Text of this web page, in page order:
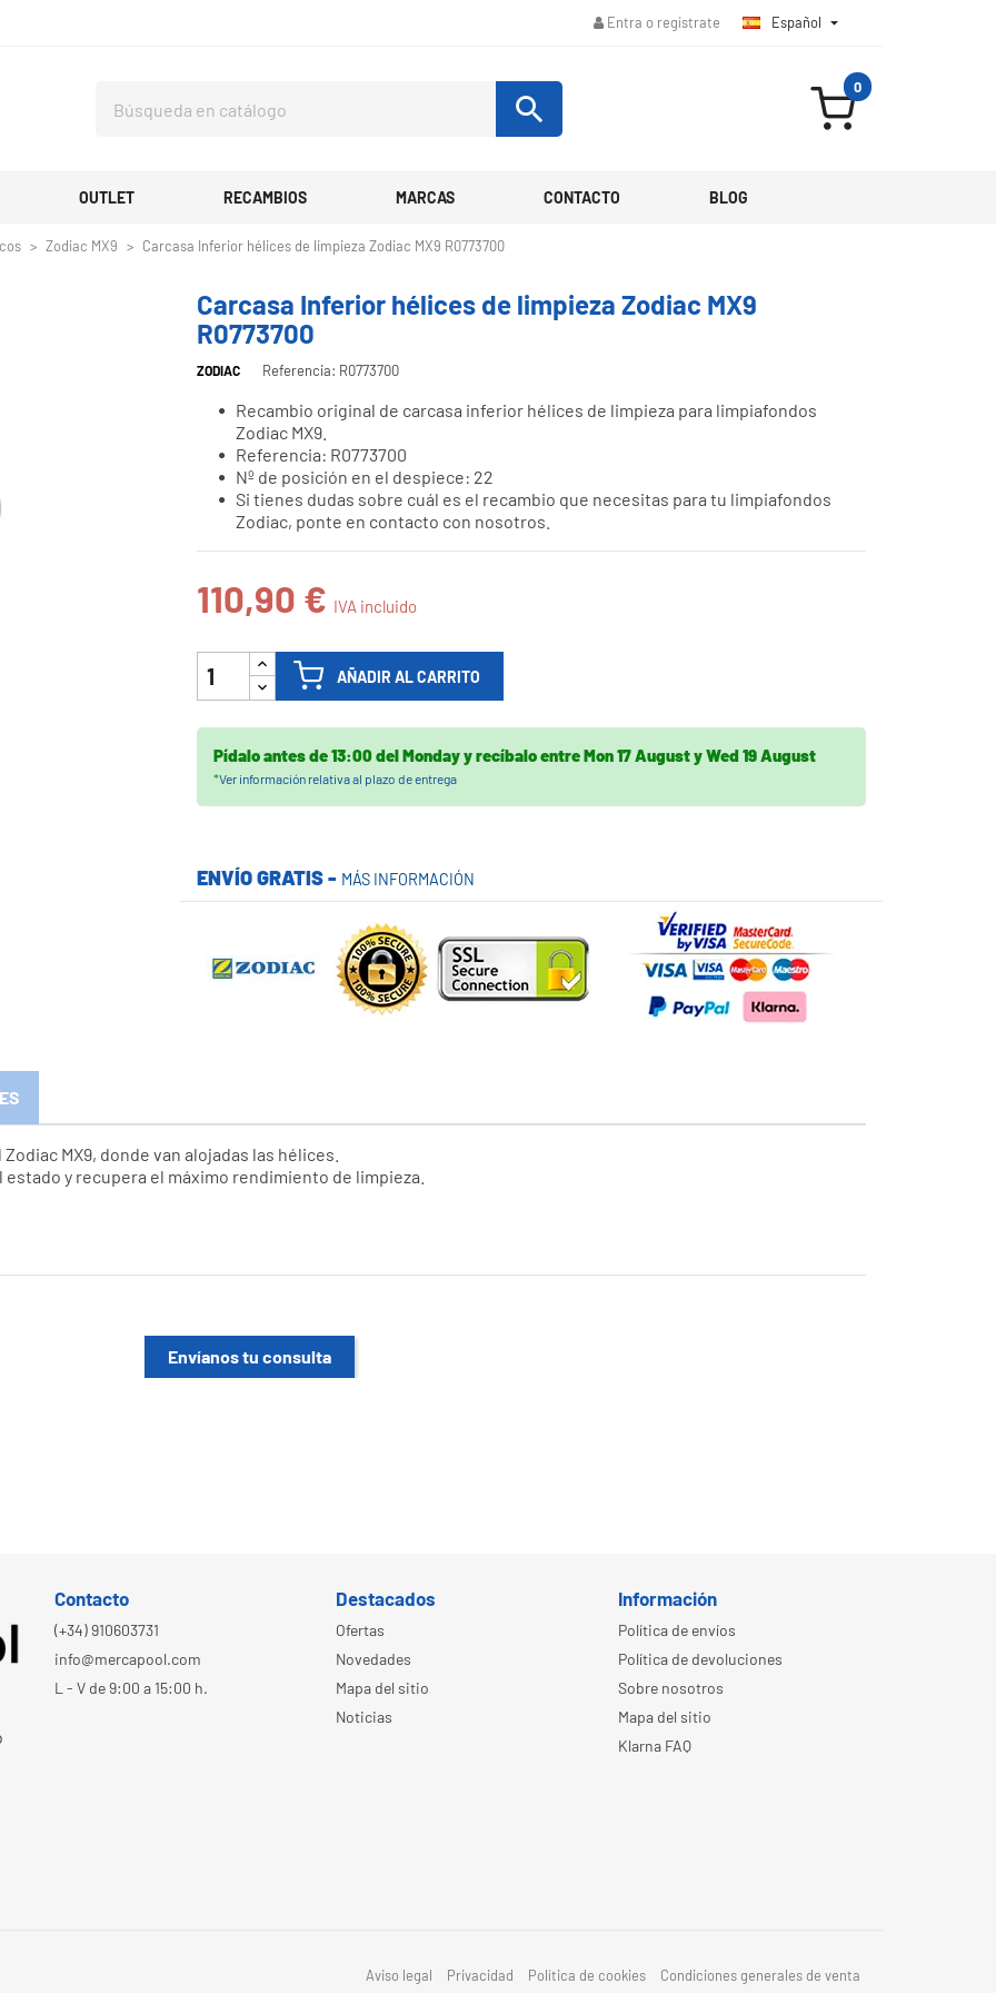
Entra o regístrate Español 

0
OUTLET RECAMBIOS MARCAS CONTACTO BLOG
Zodiac MX9 Carcasa Inferior hélices de limpieza Zodiac MX9 R0773700
Carcasa Inferior hélices de limpieza Zodiac MX9
R0773700
ZODIAC Referencia: R0773700
Recambio original de carcasa inferior hélices de limpieza para limpiafondos
Zodiac MX9.
Referencia: R0773700
Nº de posición en el despiece: 22
Si tienes dudas sobre cuál es el recambio que necesitas para tu limpiafondos
Zodiac, ponte en contacto con nosotros.
110,90 € IVA incluido
AÑADIR AL CARRITO
Pídalo antes de13:00 del Mondayy recíbaloentreMon 17 AugustyWed 19 August
*Ver información relativa al plazo de entrega
ENVÍO GRATIS - MÁS INFORMACIÓN
MX9, donde van alojadas las hélices.
y recupera el máximo rendimiento de limpieza.
Envíanos tu consulta
Contacto
(+34) 910603731
info@mercapool.com
L - V de 9:00 a 15:00 h.
Destacados
Ofertas
Novedades
Mapa del sitio
Noticias
Información
Política de envíos
Política de devoluciones
Sobre nosotros
Mapa del sitio
Klarna FAQ
Aviso legal Privacidad Política de cookies Condiciones generales de venta